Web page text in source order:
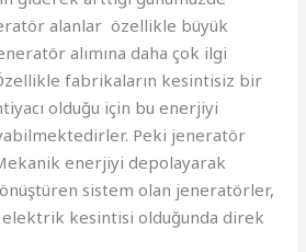
alanlar özellikle büyük
alımına daha çok ilgi
fabrikaların kesintisiz bir
olduğu için bu enerjiyi
Peki jeneratör
enerjiyi depolayarak
sistem olan jeneratörler,
kesintisi olduğunda direk